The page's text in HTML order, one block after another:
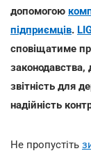
допомогою
підприємців.
сповіщатиме
звітність для
надійність
Не пропустіть